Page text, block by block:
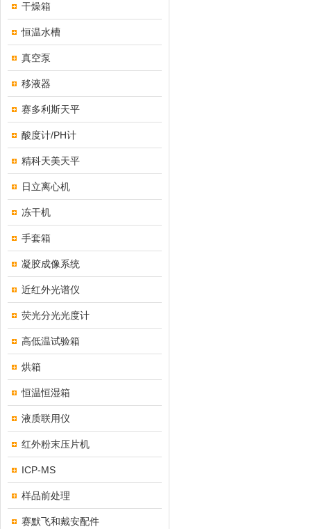
干燥箱
恒温水槽
真空泵
移液器
赛多利斯天平
酸度计/PH计
精科天美天平
日立离心机
冻干机
手套箱
凝胶成像系统
近红外光谱仪
荧光分光光度计
高低温试验箱
烘箱
恒温恒湿箱
液质联用仪
红外粉末压片机
ICP-MS
样品前处理
赛默飞和戴安配件